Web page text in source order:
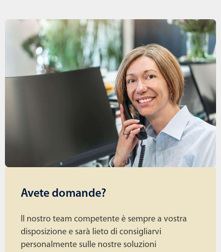
Avete domande?
Il nostro team competente è sempre a vostra
disposizione e sarà lieto di consigliarvi
personalmente sulle nostre soluzioni